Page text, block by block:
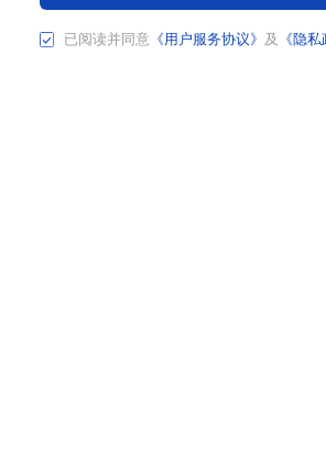
已阅读并同意 《用户服务协议》 及 《隐私